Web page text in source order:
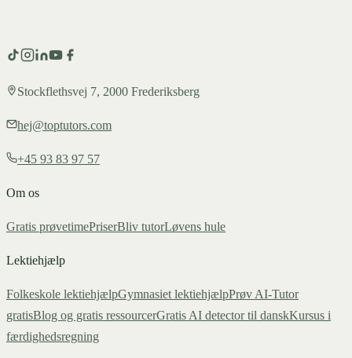
Stockflethsvej 7, 2000 Frederiksberg
hej@toptutors.com
+45 93 83 97 57
Om os
Gratis prøvetimePriserBliv tutorLøvens hule
Lektiehjælp
Folkeskole lektiehjælpGymnasiet lektiehjælpPrøv AI-Tutor
gratisBlog og gratis ressourcerGratis AI detector til danskKursus i
færdighedsregning